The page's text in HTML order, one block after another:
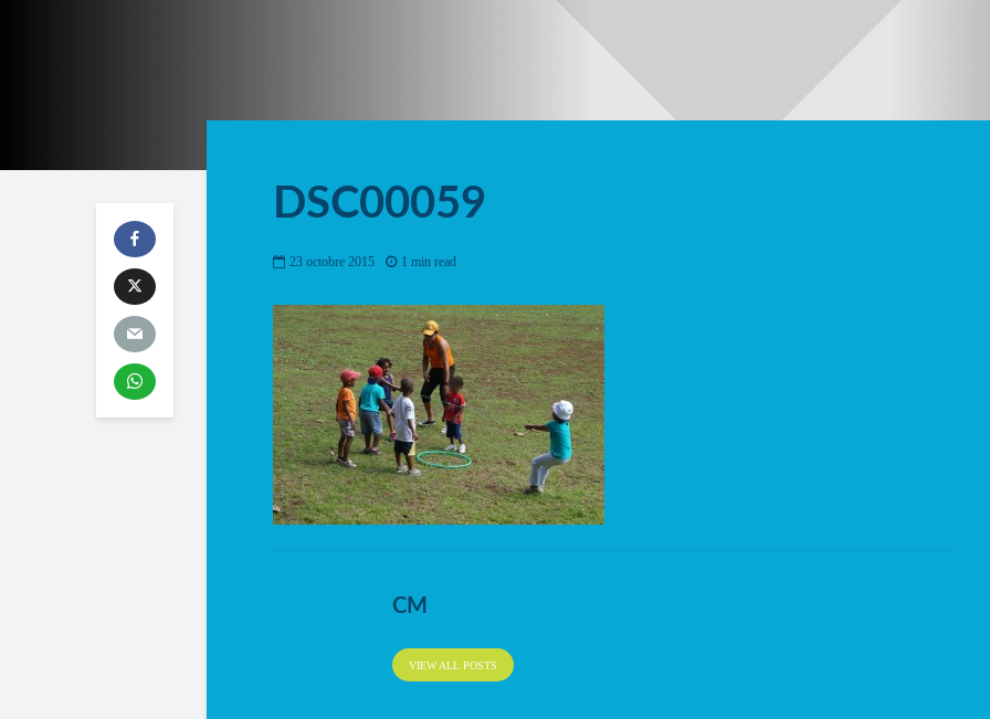
DSC00059
23 octobre 2015 1 min read
CM
VIEW ALL POSTS